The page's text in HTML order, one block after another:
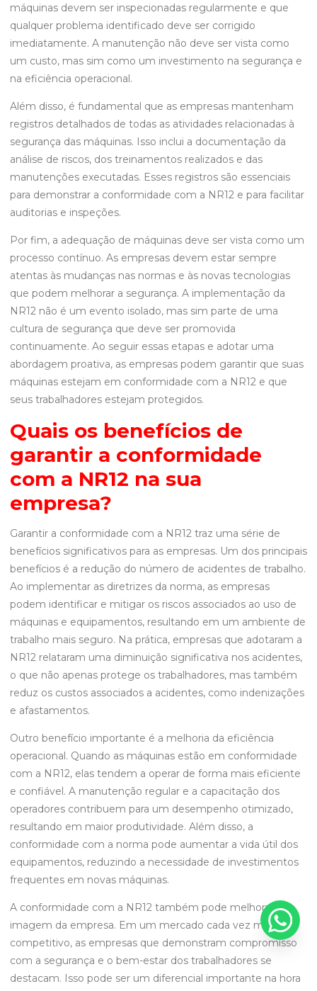
máquinas devem ser inspecionadas regularmente e que
qualquer problema identificado deve ser corrigido
imediatamente. A manutenção não deve ser vista como
um custo, mas sim como um investimento na segurança e
na eficiência operacional.
Além disso, é fundamental que as empresas mantenham
registros detalhados de todas as atividades relacionadas à
segurança das máquinas. Isso inclui a documentação da
análise de riscos, dos treinamentos realizados e das
manutenções executadas. Esses registros são essenciais
para demonstrar a conformidade com a NR12 e para facilitar
auditorias e inspeções.
Por fim, a adequação de máquinas deve ser vista como um
processo contínuo. As empresas devem estar sempre
atentas às mudanças nas normas e às novas tecnologias
que podem melhorar a segurança. A implementação da
NR12 não é um evento isolado, mas sim parte de uma
cultura de segurança que deve ser promovida
continuamente. Ao seguir essas etapas e adotar uma
abordagem proativa, as empresas podem garantir que suas
máquinas estejam em conformidade com a NR12 e que
seus trabalhadores estejam protegidos.
Quais os benefícios de
garantir a conformidade
com a NR12 na sua
empresa?
Garantir a conformidade com a NR12 traz uma série de
benefícios significativos para as empresas. Um dos principais
benefícios é a redução do número de acidentes de trabalho.
Ao implementar as diretrizes da norma, as empresas
podem identificar e mitigar os riscos associados ao uso de
máquinas e equipamentos, resultando em um ambiente de
trabalho mais seguro. Na prática, empresas que adotaram a
NR12 relataram uma diminuição significativa nos acidentes,
o que não apenas protege os trabalhadores, mas também
reduz os custos associados a acidentes, como indenizações
e afastamentos.
Outro benefício importante é a melhoria da eficiência
operacional. Quando as máquinas estão em conformidade
com a NR12, elas tendem a operar de forma mais eficiente
e confiável. A manutenção regular e a capacitação dos
operadores contribuem para um desempenho otimizado,
resultando em maior produtividade. Além disso, a
conformidade com a norma pode aumentar a vida útil dos
equipamentos, reduzindo a necessidade de investimentos
frequentes em novas máquinas.
A conformidade com a NR12 também pode melhorar a
imagem da empresa. Em um mercado cada vez mais
competitivo, as empresas que demonstram compromisso
com a segurança e o bem-estar dos trabalhadores se
destacam. Isso pode ser um diferencial importante na hora